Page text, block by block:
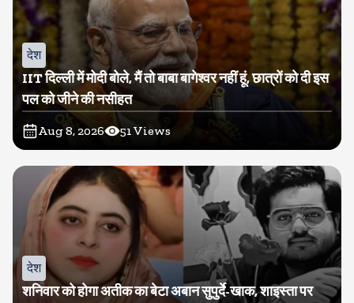
देश
IIT दिल्ली में मोदी बोले, मैं तो बाबा बागेश्वर नहीं हूं, छात्रों को दी इस
पल को जीने की नसीहत
Aug 8, 2026 51Views
देश
शनिवार को होगा अतीक का बेटा अबान सुपुर्दे-खाक, शाइस्ता पर